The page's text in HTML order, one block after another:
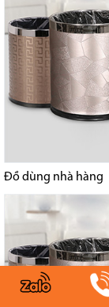
Đồ dùng nhà hàng